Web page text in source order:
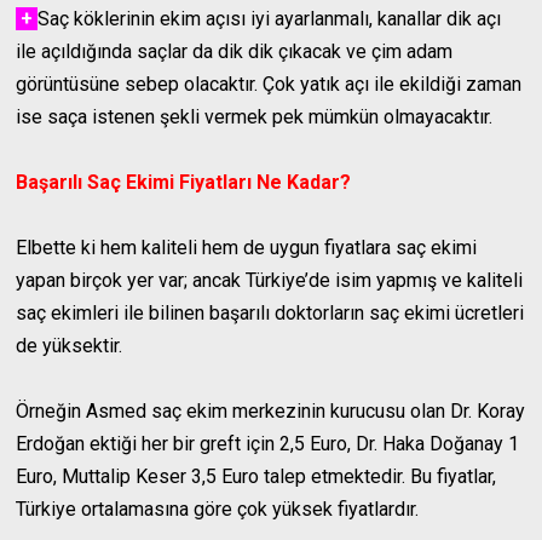
+Saç köklerinin ekim açısı iyi ayarlanmalı, kanallar dik açı
ile açıldığında saçlar da dik dik çıkacak ve çim adam
görüntüsüne sebep olacaktır. Çok yatık açı ile ekildiği zaman
ise saça istenen şekli vermek pek mümkün olmayacaktır.
Başarılı Saç Ekimi Fiyatları Ne Kadar?
Elbette ki hem kaliteli hem de uygun fiyatlara saç ekimi
yapan birçok yer var; ancak Türkiye’de isim yapmış ve kaliteli
saç ekimleri ile bilinen başarılı doktorların saç ekimi ücretleri
de yüksektir.
Örneğin Asmed saç ekim merkezinin kurucusu olan Dr. Koray
Erdoğan ektiği her bir greft için 2,5 Euro, Dr. Haka Doğanay 1
Euro, Muttalip Keser 3,5 Euro talep etmektedir. Bu fiyatlar,
Türkiye ortalamasına göre çok yüksek fiyatlardır.